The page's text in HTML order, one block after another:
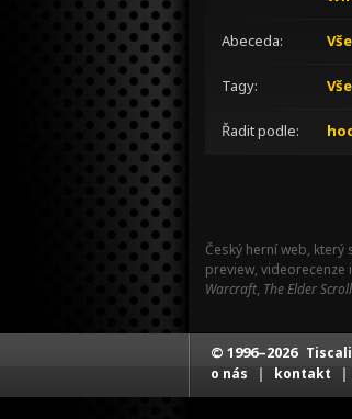
Abeceda: Vše
Tagy: Vše
Řadit podle:
Český herní web,
preview, videorecenze
Warcraft, The Elder
© 1996–2026
o nás | kontakt |